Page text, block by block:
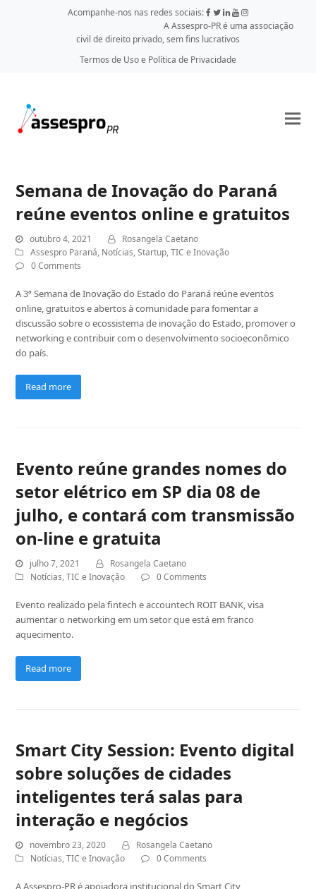
Acompanhe-nos nas redes sociais:
A Assespro-PR é uma associação
civil de direito privado, sem fins lucrativos
Termos de Uso e Política de Privacidade
Semana de Inovação do Paraná
reúne eventos online e gratuitos
outubro 4, 2021
Rosangela Caetano
Assespro Paraná, Notícias,Startup,TIC e Inovação
0 Comments
A 3ª Semana de Inovação do Estado do Paraná reúne eventos
online, gratuitos e abertos à comunidade para fomentar a
discussão sobre o ecossistema de inovação do Estado, promover o
networking e contribuir com o desenvolvimento socioeconômico
do país.
Read more
Evento reúne grandes nomes do
setor elétrico em SP dia 08 de
julho, e contará com transmissão
on-line e gratuita
julho 7, 2021
Rosangela Caetano
Notícias,TIC e Inovação 0 Comments
Evento realizado pela fintech e accountech ROIT BANK, visa
aumentar o networking em um setor que está em franco
aquecimento.
Read more
Smart City Session: Evento digital
sobre soluções de cidades
inteligentes terá salas para
interação e negócios
novembro 23, 2020
Rosangela Caetano
Notícias,TIC e Inovação 0 Comments
A Assespro-PR é apoiadora institucional do Smart City